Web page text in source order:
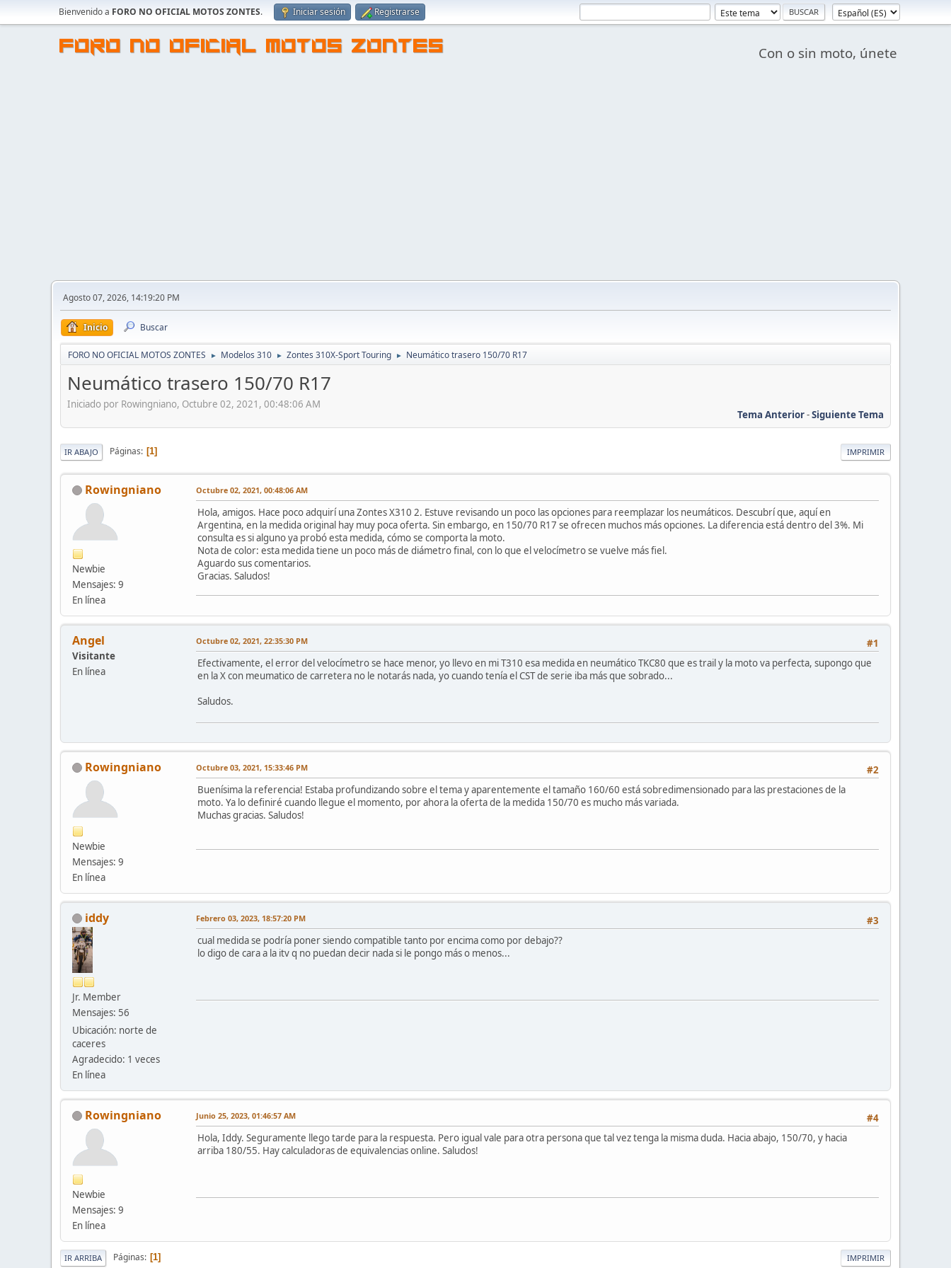
Bienvenido a FORO NO OFICIAL MOTOS ZONTES. Iniciar sesión Registrarse
FORO NO OFICIAL MOTOS ZONTES Con o sin moto, únete
Agosto 07, 2026, 14:19:20 PM
Inicio Buscar
FORO NO OFICIAL MOTOS ZONTES ► Modelos 310 ► Zontes 310X-Sport Touring ► Neumático trasero 150/70 R17
Neumático trasero 150/70 R17
Iniciado por Rowingniano, Octubre 02, 2021, 00:48:06 AM
Tema Anterior-Siguiente Tema
IMPRIMIR
IR ABAJO Páginas 1
Rowingniano
Newbie
Mensajes: 9
En línea
Octubre 02, 2021, 00:48:06 AM
Hola, amigos. Hace poco adquirí una Zontes X310 2. Estuve revisando un poco las opciones para reemplazar los neumáticos. Descubrí que, aquí en
Argentina, en la medida original hay muy poca oferta. Sin embargo, en 150/70 R17 se ofrecen muchos más opciones. La diferencia está dentro del 3%. Mi
consulta es si alguno ya probó esta medida, cómo se comporta la moto.
Nota de color: esta medida tiene un poco más de diámetro final, con lo que el velocímetro se vuelve más fiel.
Aguardo sus comentarios.
Gracias. Saludos!
Angel
Visitante
En línea
#1
Octubre 02, 2021, 22:35:30 PM
Efectivamente, el error del velocímetro se hace menor, yo llevo en mi T310 esa medida en neumático TKC80 que es trail y la moto va perfecta, supongo que
en la X con meumatico de carretera no le notarás nada, yo cuando tenía el CST de serie iba más que sobrado...
Saludos.
Rowingniano
Newbie
Mensajes: 9
En línea
#2
Octubre 03, 2021, 15:33:46 PM
Buenísima la referencia! Estaba profundizando sobre el tema y aparentemente el tamaño 160/60 está sobredimensionado para las prestaciones de la
moto. Ya lo definiré cuando llegue el momento, por ahora la oferta de la medida 150/70 es mucho más variada.
Muchas gracias. Saludos!
iddy
Jr. Member
Mensajes: 56
Ubicación: norte de
caceres
Agradecido: 1 veces
En línea
#3
Febrero 03, 2023, 18:57:20 PM
cual medida se podría poner siendo compatible tanto por encima como por debajo??
lo digo de cara a la itv q no puedan decir nada si le pongo más o menos...
Rowingniano
Newbie
Mensajes: 9
En línea
#4
Junio 25, 2023, 01:46:57 AM
Hola, Iddy. Seguramente llego tarde para la respuesta. Pero igual vale para otra persona que tal vez tenga la misma duda. Hacia abajo, 150/70, y hacia
arriba 180/55. Hay calculadoras de equivalencias online. Saludos!
IMPRIMIR
IR ARRIBA Páginas 1